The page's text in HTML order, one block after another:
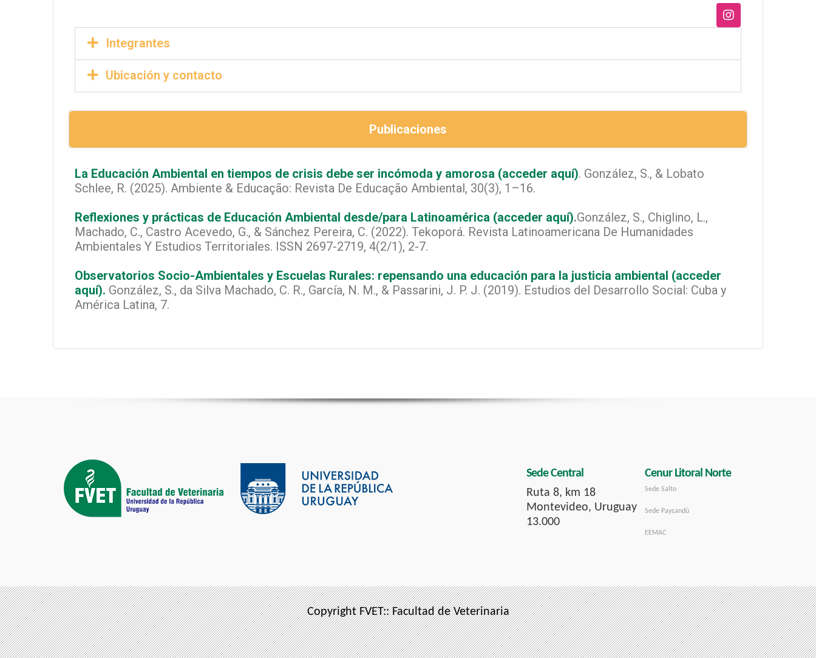
Integrantes
Ubicación y contacto
Publicaciones
La Educación Ambiental en tiempos de crisis debe ser incómoda y amorosa (acceder aquí). González, S., & Lobato
Schlee, R. (2025). Ambiente & Educação: Revista De Educação Ambiental, 30(3), 1–16.
Reflexiones y prácticas de Educación Ambiental desde/para Latinoamérica (acceder aquí).González, S., Chiglino, L.,
Machado, C., Castro Acevedo, G., & Sánchez Pereira, C. (2022). Tekoporá. Revista Latinoamericana De Humanidades
Ambientales Y Estudios Territoriales. ISSN 2697-2719, 4(2/1), 2-7.
Observatorios Socio-Ambientales y Escuelas Rurales: repensando una educación para la justicia ambiental (acceder
aquí). González, S., da Silva Machado, C. R., García, N. M., & Passarini, J. P. J. (2019). Estudios del Desarrollo Social: Cuba y
América Latina, 7.
Sede Central
Ruta 8, km 18
Montevideo, Uruguay
13.000
Cenur Litoral Norte
Sede Salto
Sede Paysandú
EEMAC
Copyright FVET:: Facultad de Veterinaria